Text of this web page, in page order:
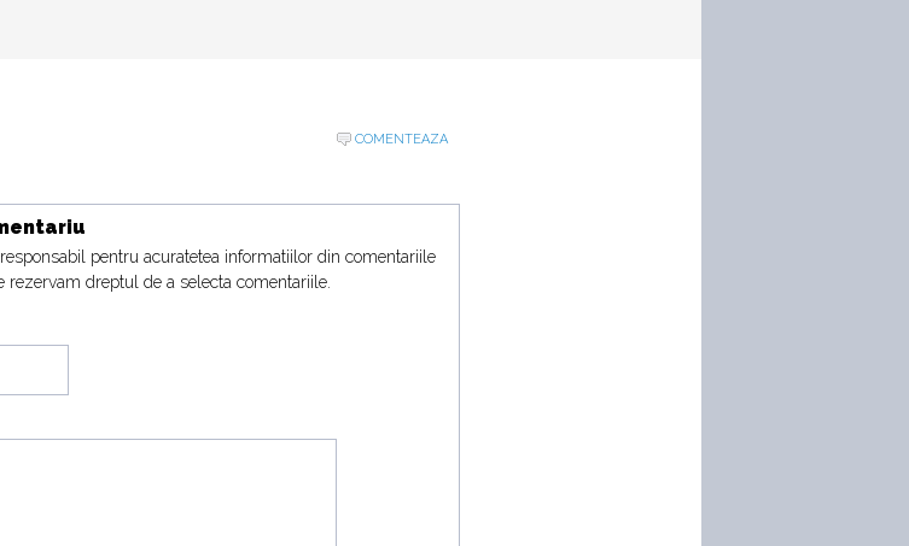
COMENTEAZA
pentru acuratetea informatiilor din comentariile
rezervam dreptul de a selecta comentariile.